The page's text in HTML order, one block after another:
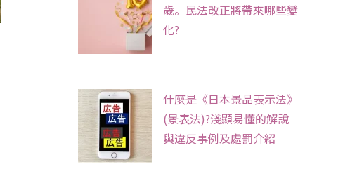
歲。民法改正將帶來哪些變
化?
什麼是《日本景品表示法》
(景表法)?淺顯易懂的解說
與違反事例及處罰介紹